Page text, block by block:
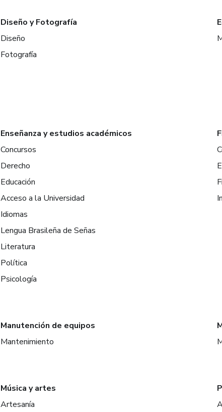
Diseño y Fotografía
Diseño
Fotografía
Enseñanza y estudios académicos
Concursos
Derecho
Educación
Acceso a la Universidad
Idiomas
Lengua Brasileña de Señas
Literatura
Política
Psicología
Manutención de equipos
Mantenimiento
Música y artes
Artesanía